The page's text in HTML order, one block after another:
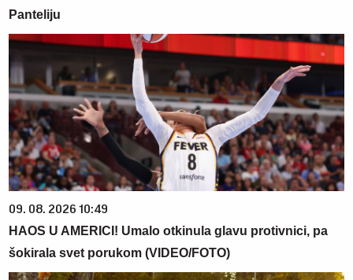
Panteliju
09. 08. 2026 10:49
HAOS U AMERICI! Umalo otkinula glavu protivnici, pa
šokirala svet porukom (VIDEO/FOTO)